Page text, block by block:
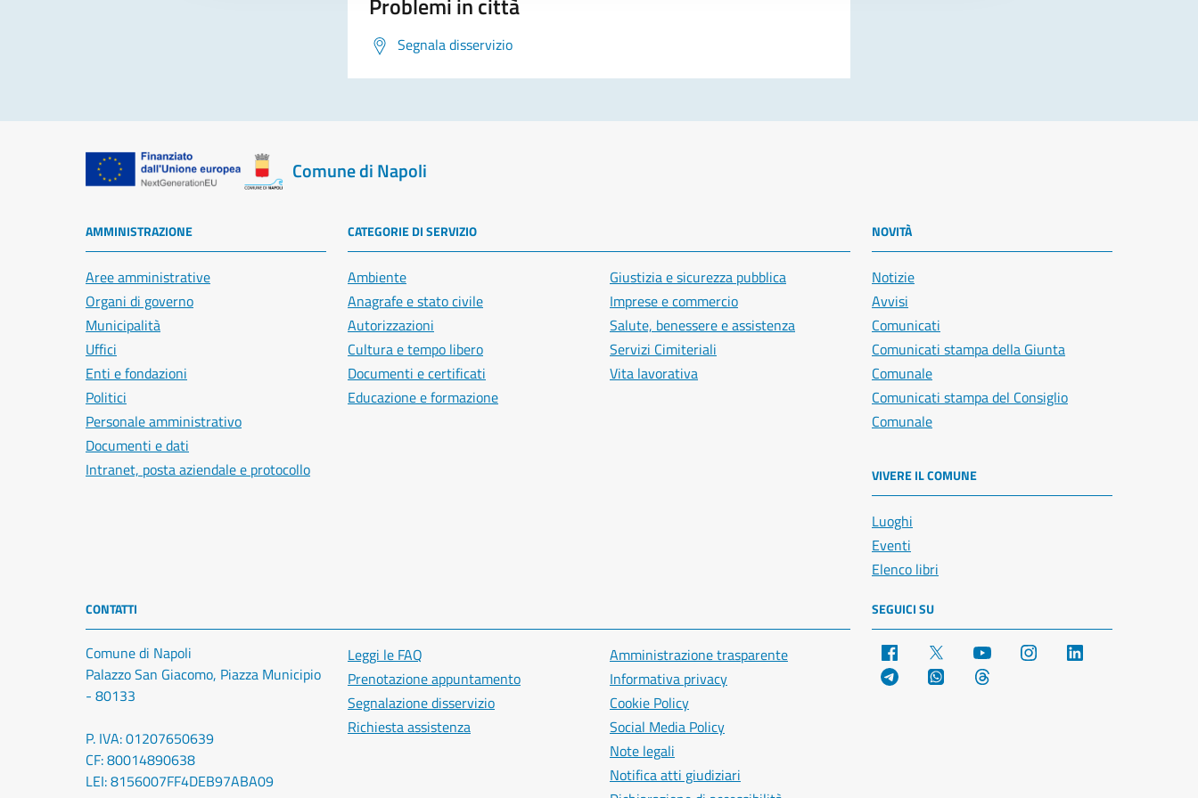
Segnala disservizio
Comune di Napoli
AMMINISTRAZIONE
Aree amministrative
Organi di governo
Municipalità
Uffici
Enti e fondazioni
Politici
Personale amministrativo
Documenti e dati
Intranet, posta aziendale e protocollo
CATEGORIE DI SERVIZIO
Ambiente
Anagrafe e stato civile
Autorizzazioni
Cultura e tempo libero
Documenti e certificati
Educazione e formazione
Giustizia e sicurezza pubblica
Imprese e commercio
Salute, benessere e assistenza
Servizi Cimiteriali
Vita lavorativa
NOVITÀ
Notizie
Avvisi
Comunicati
Comunicati stampa della Giunta
Comunale
Comunicati stampa del Consiglio
Comunale
VIVERE IL COMUNE
Luoghi
Eventi
Elenco libri
CONTATTI
Comune di Napoli
Palazzo San Giacomo, Piazza Municipio
- 80133
P. IVA: 01207650639
CF: 80014890638
LEI: 8156007FF4DEB97ABA09
Leggi le FAQ
Prenotazione appuntamento
Segnalazione disservizio
Richiesta assistenza
Amministrazione trasparente
Informativa privacy
Cookie Policy
Social Media Policy
Note legali
Notifica atti giudiziari
SEGUICI SU
Facebook YouTube Instagram
Telegram WhatsApp